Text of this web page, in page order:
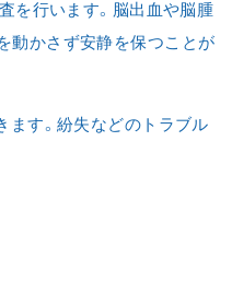
を行います。脳出血や脳腫
動かさず安静を保つことが
ます。紛失などのトラブル